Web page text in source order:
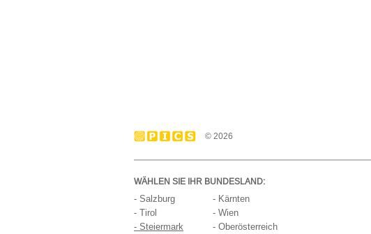
© 2026
WÄHLEN SIE IHR BUNDESLAND:
- Salzburg
- Tirol
- Steiermark
- Kärnten
- Wien
- Oberösterreich